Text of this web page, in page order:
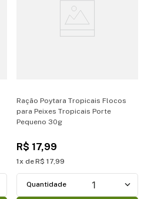
Ração Poytara Tropicais Flocos
para Peixes Tropicais Porte
Pequeno 30g
R$ 17,99
1 R$ 17,99
1